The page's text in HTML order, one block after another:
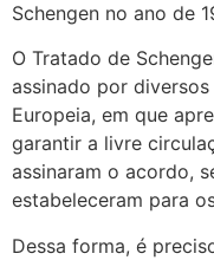
Schengen no ano de
O Tratado de
assinado por
Europeia, em que
garantir a livre
assinaram o acordo,
estabeleceram para
Dessa forma, é